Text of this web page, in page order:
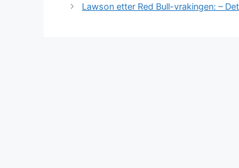
Lawson etter Red Bull-vrakingen: –